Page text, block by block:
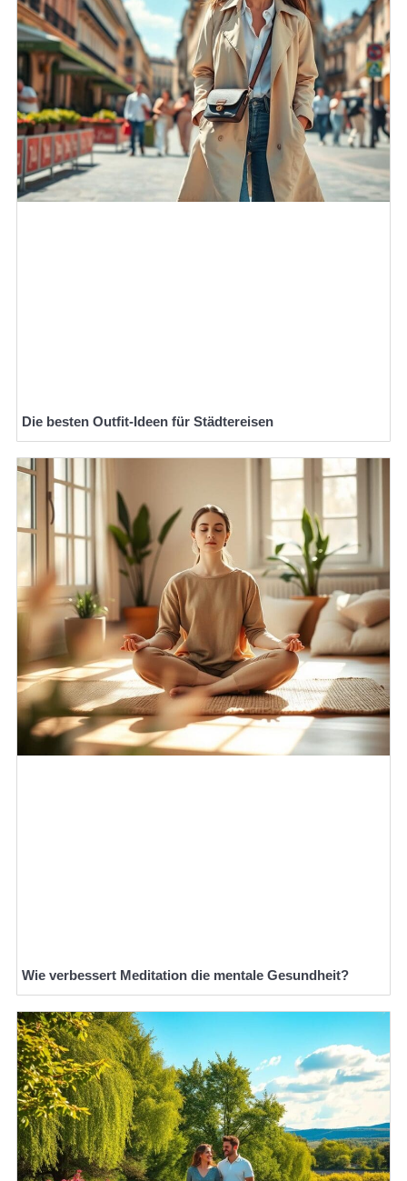
Die besten Outfit-Ideen für Städtereisen
Wie verbessert Meditation die mentale Gesundheit?